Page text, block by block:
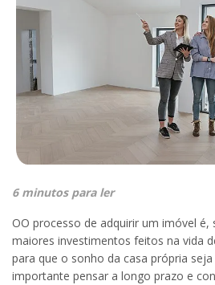
6 minutos para ler
OO processo de adquirir um imóvel é,
maiores investimentos feitos na vida
para que o sonho da casa própria
importante pensar a longo prazo e